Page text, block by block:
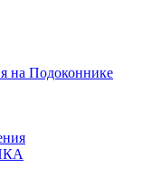
на Подоконнике